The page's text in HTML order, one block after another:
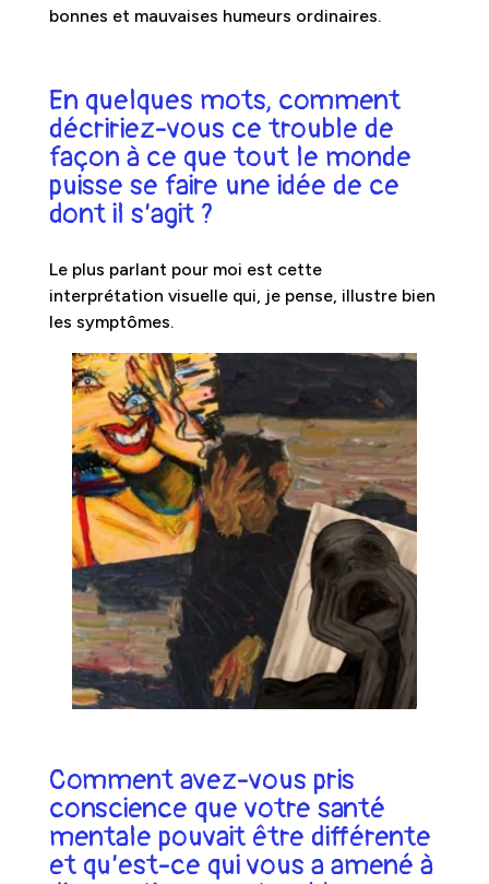
bonnes et mauvaises humeurs ordinaires.
En quelques mots, comment
décririez-vous ce trouble de
façon à ce que tout le monde
puisse se faire une idée de ce
dont il s’agit ?
Le plus parlant pour moi est cette
interprétation visuelle qui, je pense, illustre bien
les symptômes.
Comment avez-vous pris
conscience que votre santé
mentale pouvait être différente
et qu’est-ce qui vous a amené à